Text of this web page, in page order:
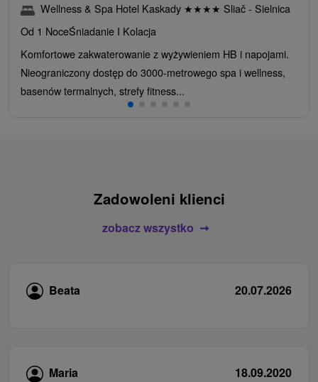
Wellness & Spa Hotel Kaskady ★★★★ Sliač - Sielnica
Od 1 NoceŚniadanie I Kolacja
Komfortowe zakwaterowanie z wyżywieniem HB i napojami.
Nieograniczony dostęp do 3000-metrowego spa i wellness,
basenów termalnych, strefy fitness...
Zadowoleni klienci
zobacz wszystko
Beata 20.07.2026
Maria
18.09.2020